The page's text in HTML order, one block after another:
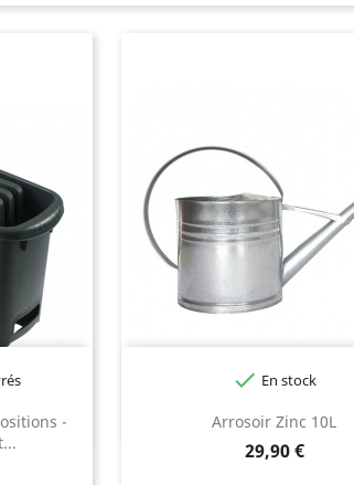
-
Arrosoir Zinc 10L
Prix
29,90 €
 En stock